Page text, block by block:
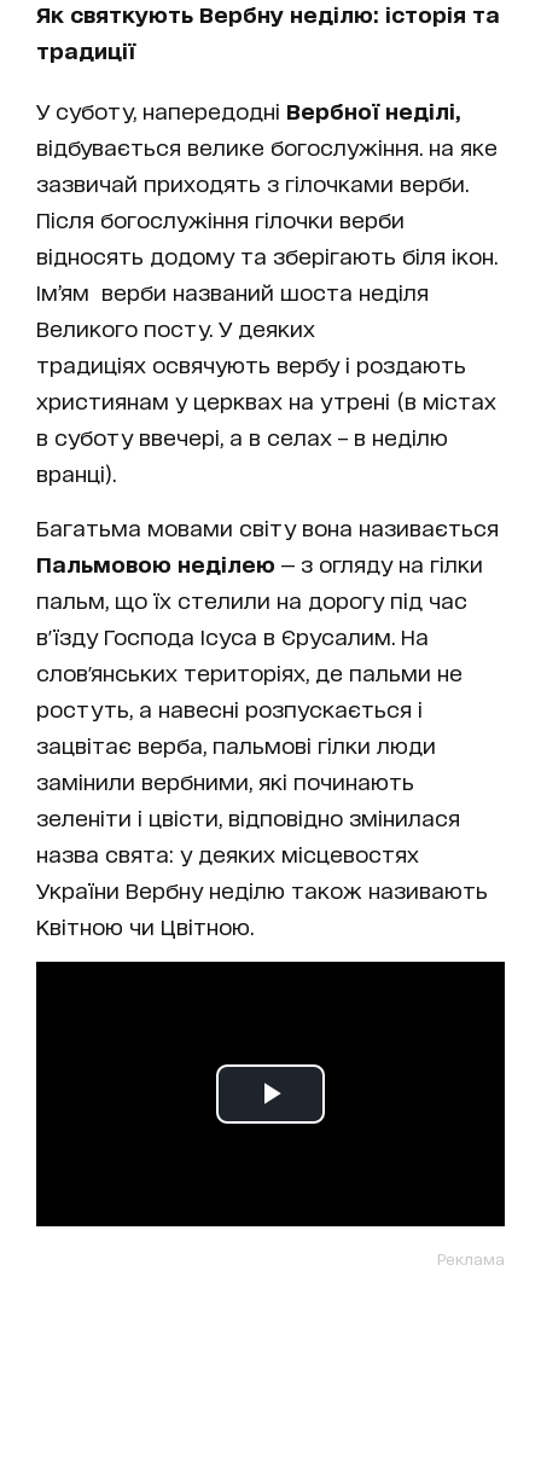
Як святкують Вербну неділю: історія та
традиції
У суботу, напередодні Вербної неділі,
відбувається велике богослужіння. на яке
зазвичай приходять з гілочками верби.
Після богослужіння гілочки верби
відносять додому та зберігають біля ікон.
Ім’ям верби названий шоста неділя
Великого посту. У деяких
традиціях освячують вербу і роздають
християнам у церквах на утрені (в містах
в суботу ввечері, а в селах – в неділю
вранці).
Багатьма мовами світу вона називається
Пальмовою неділею — з огляду на гілки
пальм, що їх стелили на дорогу під час
в'їзду Господа Ісуса в Єрусалим. На
слов'янських територіях, де пальми не
ростуть, а навесні розпускається і
зацвітає верба, пальмові гілки люди
замінили вербними, які починають
зеленіти і цвісти, відповідно змінилася
назва свята: у деяких місцевостях
України Вербну неділю також називають
Квітною чи Цвітною.
Реклама